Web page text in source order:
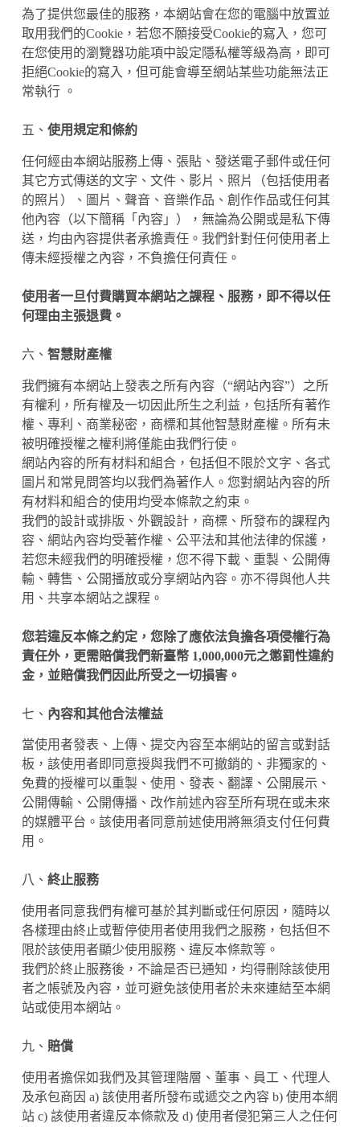
為了提供您最佳的服務，本網站會在您的電腦中放置並
取用我們的Cookie，若您不願接受Cookie的寫入，您可
在您使用的瀏覽器功能項中設定隱私權等級為高，即可
拒絕Cookie的寫入，但可能會導至網站某些功能無法正
常執行 。
五、 使用規定和條約
任何經由本網站服務上傳、張貼、發送電子郵件或任何
其它方式傳送的文字、文件、影片、照片（包括使用者
的照片）、圖片、聲音、音樂作品、創作作品或任何其
他內容（以下簡稱「內容」），無論為公開或是私下傳
送，均由內容提供者承擔責任。我們針對任何使用者上
傳未經授權之內容，不負擔任何責任。
使用者一旦付費購買本網站之課程、服務，即不得以任
何理由主張退費。
六、 智慧財產權
我們擁有本網站上發表之所有內容（“網站內容”）之所
有權利，所有權及一切因此所生之利益，包括所有著作
權、專利、商業秘密，商標和其他智慧財產權。所有未
被明確授權之權利將僅能由我們行使。
網站內容的所有材料和組合，包括但不限於文字、各式
圖片和常見問答均以我們為著作人。您對網站內容的所
有材料和組合的使用均受本條款之約束。
我們的設計或排版、外觀設計，商標、所發布的課程內
容、網站內容均受著作權、公平法和其他法律的保護，
若您未經我們的明確授權，您不得下載、重製、公開傳
輸、轉售、公開播放或分享網站內容。亦不得與他人共
用、共享本網站之課程。
您若違反本條之約定，您除了應依法負擔各項侵權行為
責任外，更需賠償我們新臺幣 1,000,000元之懲罰性違約
金，並賠償我們因此所受之一切損害。
七、 內容和其他合法權益
當使用者發表、上傳、提交內容至本網站的留言或對話
板，該使用者即同意授與我們不可撤銷的、非獨家的、
免費的授權可以重製、使用、發表、翻譯、公開展示、
公開傳輸、公開傳播、改作前述內容至所有現在或未來
的媒體平台。該使用者同意前述使用將無須支付任何費
用。
八、 終止服務
使用者同意我們有權可基於其判斷或任何原因，隨時以
各樣理由終止或暫停使用者使用我們之服務，包括但不
限於該使用者顯少使用服務、違反本條款等。
我們於終止服務後，不論是否已通知，均得刪除該使用
者之帳號及內容，並可避免該使用者於未來連結至本網
站或使用本網站。
九、 賠償
使用者擔保如我們及其管理階層、董事、員工、代理人
及承包商因 a) 該使用者所發布或遞交之內容 b) 使用本網
站 c) 該使用者違反本條款及 d) 使用者侵犯第三人之任何